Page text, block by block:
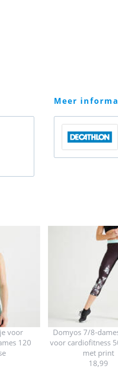
meer
voor
120
Domyos 7/8-
voor cardiofitness
met print
18,99